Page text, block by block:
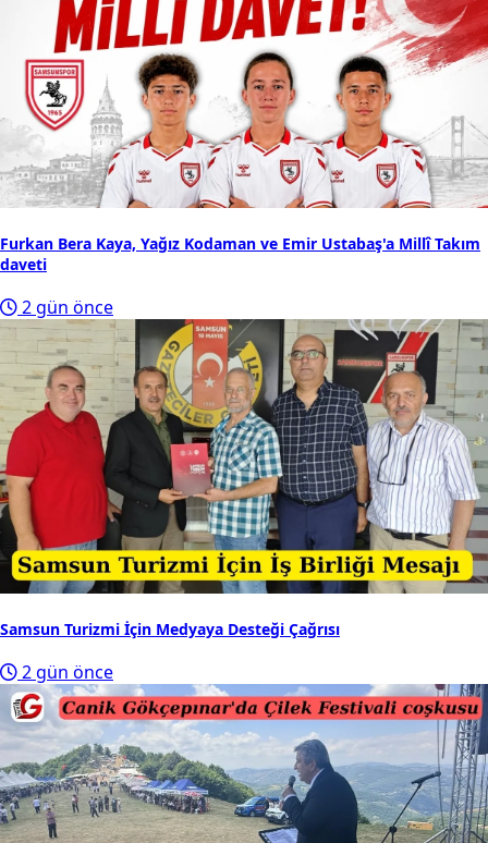
Furkan Bera Kaya, Yağız Kodaman ve Emir Ustabaş'a Millî Takım
daveti
2 gün önce
Samsun Turizmi İçin Medyaya Desteği Çağrısı
2 gün önce